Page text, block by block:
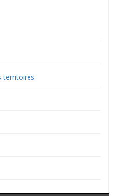
territoires